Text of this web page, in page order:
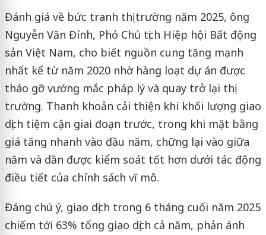
Đánh giá về bức tranh thị trường năm 2025, ông
Nguyễn Văn Đính, Phó Chủ tịch Hiệp hội Bất động
sản Việt Nam, cho biết nguồn cung tăng mạnh
nhất kể từ năm 2020 nhờ hàng loạt dự án được
tháo gỡ vướng mắc pháp lý và quay trở lại thị
trường. Thanh khoản cải thiện khi khối lượng giao
dịch tiệm cận giai đoạn trước, trong khi mặt bằng
giá tăng nhanh vào đầu năm, chững lại vào giữa
năm và dần được kiểm soát tốt hơn dưới tác động
điều tiết của chính sách vĩ mô.
Đáng chú ý, giao dịch trong 6 tháng cuối năm 2025
chiếm tới 63% tổng giao dịch cả năm, phản ánh